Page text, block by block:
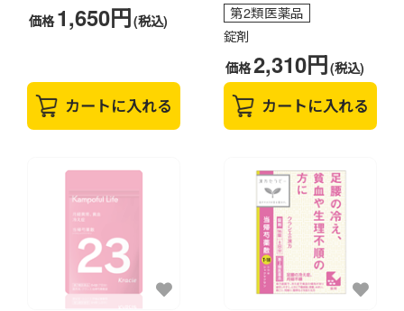
価格1,650円(税込)
カートに入れる
第2類医薬品
錠剤
価格2,310円(税込)
カートに入れる